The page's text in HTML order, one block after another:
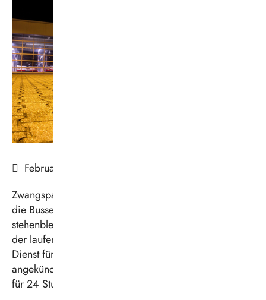
Februar 2025
Zwangspause: Am Freitag, 21. Februar 2025, müssen
die Busse der Vestischen auf den Betriebshöfen
stehenbleiben. Die Gewerkschaft Verdi hat im Zuge
der laufenden Tarifverhandlungen im Öffentlichen
Dienst für diesen Termin Warnstreiks im ÖPNV
angekündigt. Daher muss die Vestische den Betrieb
für 24 Stunden stilllegen.